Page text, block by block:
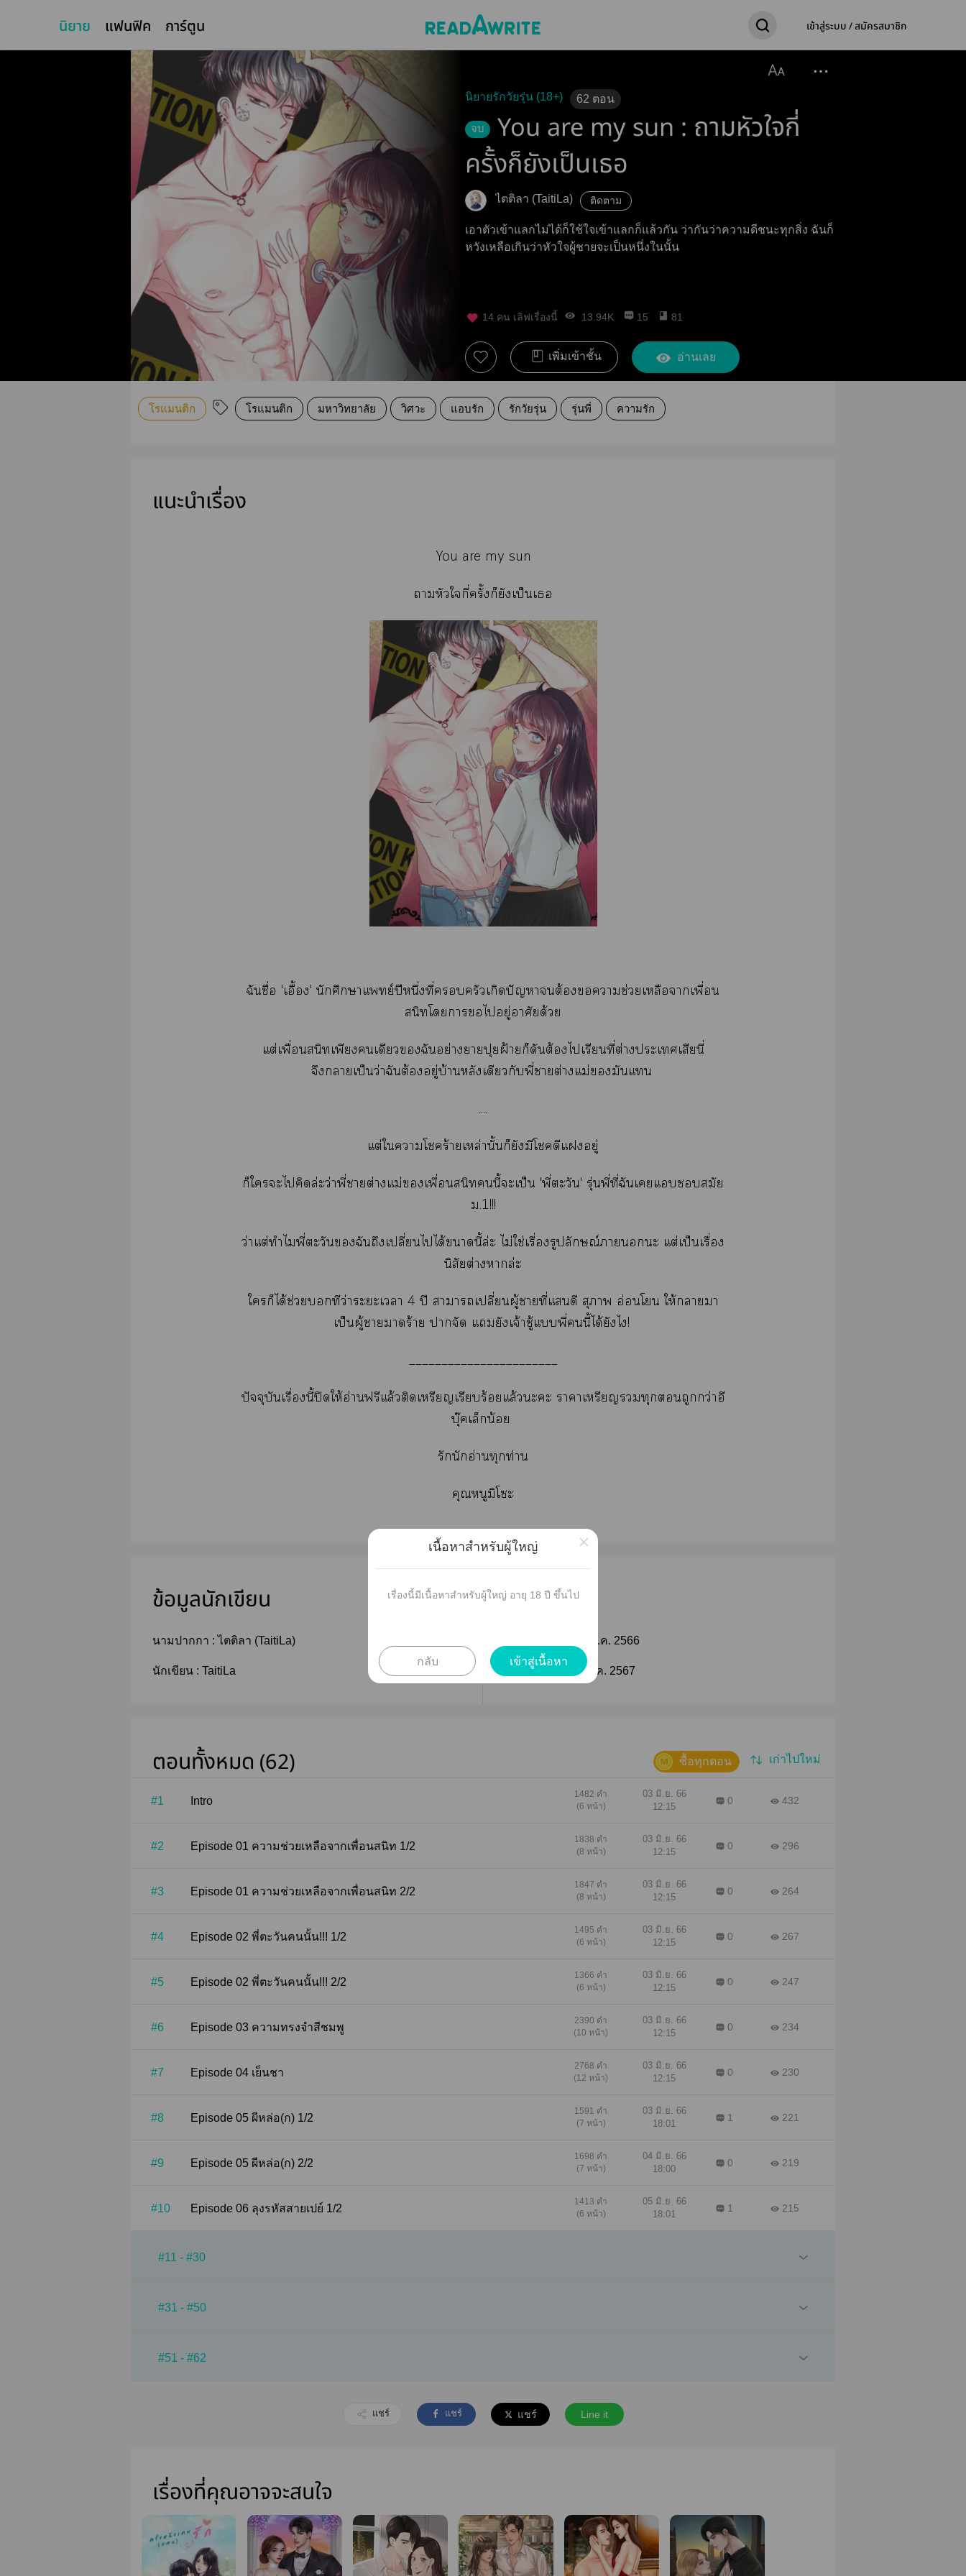
นิยาย แฟนฟิค การ์ตูน เข้าสู่ระบบ / สมัครสมาชิก
นิยายรักวัยรุ่น (18+) 62 ตอน
จบ
You are my sun : ถามหัวใจกี่
ครั้งก็ยังเป็นเธอ
ไตติลา (TaitiLa) ติดตาม
เอาตัวเข้าแลกไม่ได้ก็ใช้ใจเข้าแลกก็แล้วกัน ว่ากันว่าความดีชนะทุกสิ่ง ฉันก็
หวังเหลือเกินว่าหัวใจผู้ชายจะเป็นหนึ่งในนั้น
14 คน เลิฟเรื่องนี้ 13.94K 15 81
เพิ่มเข้าชั้น อ่านเลย
โรแมนติก โรแมนติก มหาวิทยาลัย วิศวะ แอบรัก รักวัยรุ่น รุ่นพี่ ความรัก
แนะนำเรื่อง
You are my sun
าหัวใกี่ครั้งก็ยังเป็นเ
ฉันชื่อ 'เอื้อง' นักศึกษาแพทย์ปีหนึ่งที่ครัวเกิดปัญหาต้องาช่วยเหลือาเพื่อน
สนิทโาไอยู่อาศัยด้วย
แต่เพื่อนสนิทเพียงเดียวฉันอย่างาปุยฝ้ายก็ดันต้องไเรียนที่ต่างะเเสียนี่
จึงาเป็นว่าฉันต้องอยู่บ้านหลังเดียวกับพี่าต่างแม่มันแ
....
แต่ใาโร้ายเหล่านั้นก็ยังมีโดีแอยู่
ก็ใะไคิดล่ะว่าพี่าต่างแม่เพื่อนสนิทนี้ะเป็น 'พี่ตะวัน' รุ่นพี่ที่ฉันเแสมัย
ม.1!!!
ว่าแต่ทำไมพี่ตะวันฉันถึงเปลี่ยนไได้านี้ล่ะ ไม่ใช่เรื่องรูปลักษณ์าะ แต่เป็นเรื่อง
นิสัยต่างาล่ะ
ใก็ได้ช่วยทีว่าะะเา 4 ปี าาเปลี่ยนผู้าที่แดี สุภาพ อ่อนโ ให้าา
เป็นผู้าาร้าย าจัด แยังเจ้าชู้แพี่นี้ได้ยังไ!
_______________________
ปัจจุบันเรื่องนี้ปิดให้อ่านฟรีแล้วติดเหรียญเรียบร้อยแล้วะะ าาเหรียญทุกถูกกว่าอี
บุ๊คเล็กน้อย
รักนักอ่านทุกท่าน
คุณหนูมิโะ
ข้อมูลนักเขียน
นามปากกา :ไตติลา (TaitiLa)
นักเขียน : TaitiLa
เผยแพร่
27 พ.ค. 2566
แก้ไขล่าสุด : 16 พ.ค. 2567
ตอนทั้งหมด (62) เก่าไปใหม่
ซื้อทุกตอน
#1 Intro
1482 คำ
(6 หน้า)
03 มิ.ย. 66
12:15
0 432
#2 Episode 01 ความช่วยเหลือจากเพื่อนสนิท 1/2
1838 คำ
(8 หน้า)
03 มิ.ย. 66
12:15
0 296
#3 Episode 01 ความช่วยเหลือจากเพื่อนสนิท 2/2
1847 คำ
(8 หน้า)
03 มิ.ย. 66
12:15
0 264
#4 Episode 02 พี่ตะวันคนนั้น!!! 1/2
1495 คำ
(6 หน้า)
03 มิ.ย. 66
12:15
0 267
#5 Episode 02 พี่ตะวันคนนั้น!!! 2/2
1366 คำ
(6 หน้า)
03 มิ.ย. 66
12:15
0 247
#6 Episode 03 ความทรงจำสีชมพู
2390 คำ
(10 หน้า)
03 มิ.ย. 66
12:15
0 234
#7 Episode 04 เย็นชา
2768 คำ
(12 หน้า)
03 มิ.ย. 66
12:15
0 230
#8 Episode 05 ผีหล่อ(ก) 1/2
1591 คำ
(7 หน้า)
03 มิ.ย. 66
18:01
1 221
#9 Episode 05 ผีหล่อ(ก) 2/2
1698 คำ
(7 หน้า)
04 มิ.ย. 66
18:00
0 219
#10 Episode 06 ลุงรหัสสายเปย์ 1/2
1413 คำ
(6 หน้า)
05 มิ.ย. 66
18:01
1 215
#11 - #30
#31 - #50
#51 - #62
แชร์ แชร์ แชร์ Line it
เรื่องที่คุณอาจจะสนใจ
เนื้อหาสำหรับผู้ใหญ่
เรื่องนี้มีเนื้อหาสำหรับผู้ใหญ่ อายุ 18 ปี ขึ้นไป
กลับ เข้าสู่เนื้อหา
×